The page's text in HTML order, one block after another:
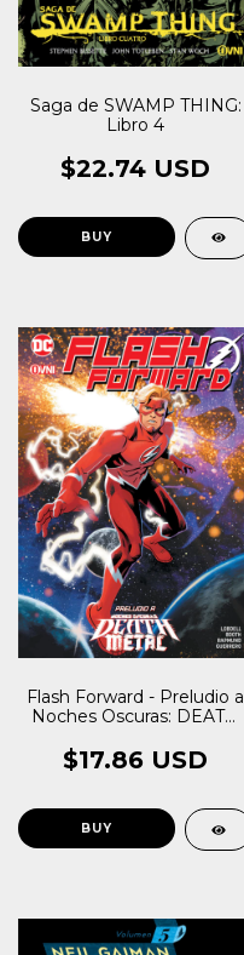
Saga de SWAMP THING:
Libro 4
$22.74 USD
Flash Forward - Preludio a
Noches Oscuras: DEATH
$17.86 USD